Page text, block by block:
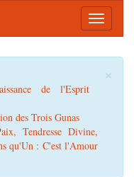
Toggle
×
de l'Esprit
des Trois Gunas
Tendresse Divine,
qu'Un : C'est l'Amour